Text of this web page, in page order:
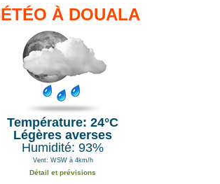
À DOUALA
Température: 24°C
Légères averses
Humidité: 93%
Vent: WSW à 4km/h
Détail et prévisions